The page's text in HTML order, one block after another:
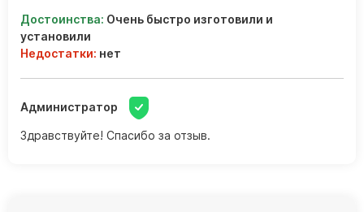
Достоинства: Очень быстро изготовили и
установили
Недостатки: нет
Администратор
Здравствуйте! Спасибо за отзыв.